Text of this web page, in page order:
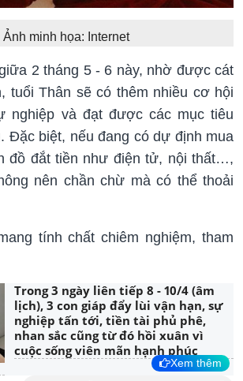
Ảnh minh họa: Internet
2 tháng 5 - 6 này, nhờ được cát
tuổi Thân sẽ có thêm nhiều cơ hội
nghiệp và đạt được các mục tiêu
Đặc biệt, nếu đang có dự định mua
đồ đắt tiền như điện tử, nội thất…,
nên chần chừ mà có thể thoải
tính chất chiêm nghiệm, tham
Trong 3 ngày liên tiếp 8 - 10/4 (âm
lịch), 3 con giáp đẩy lùi vận hạn, sự
nghiệp tấn tới, tiền tài phủ phê,
nhan sắc cũng từ đó hồi xuân vì
cuộc sống viên mãn hạnh phúc
Xem thêm